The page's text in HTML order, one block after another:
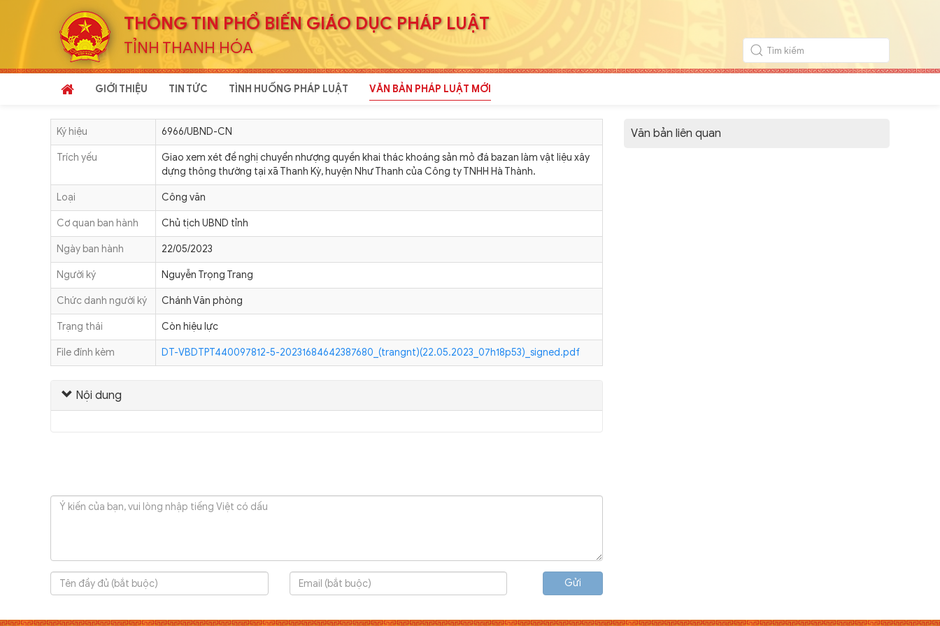
THÔNG TIN PHỔ BIẾN GIÁO DỤC PHÁP LUẬT
TỈNH THANH HÓA
GIỚI THIỆU TIN TỨC TÌNH HUỐNG PHÁP LUẬT VĂN BẢN PHÁP LUẬT MỚI
Ký hiệu 6966/UBND-CN
Trích yếu
Giao xem xét đề nghị chuyển nhượng quyền khai thác khoáng sản mỏ đá bazan làm vật liệu xây
dựng thông thường tại xã Thanh Kỳ, huyện Như Thanh của Công ty TNHH Hà Thành.
Loại Công văn
Cơ quan ban hành Chủ tịch UBND tỉnh
Ngày ban hành 22/05/2023
Người ký Nguyễn Trọng Trang
Chức danh người ký Chánh Văn phòng
Trạng thái Còn hiệu lực
File đính kèm DT-VBDTPT440097812-5-20231684642387680_(trangnt)(22.05.2023_07h18p53)_signed.pdf
Nội dung
Gửi
Văn bản liên quan